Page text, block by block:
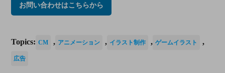
お問い合わせはこちらから
Topics: CM , アニメーション , イラスト制作 , ゲームイラスト ,
広告